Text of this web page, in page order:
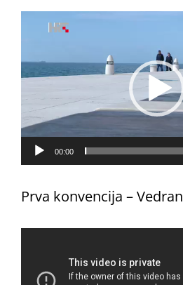
Reproduktor
videozapisa
00:00
Prva konvencija – Vedran